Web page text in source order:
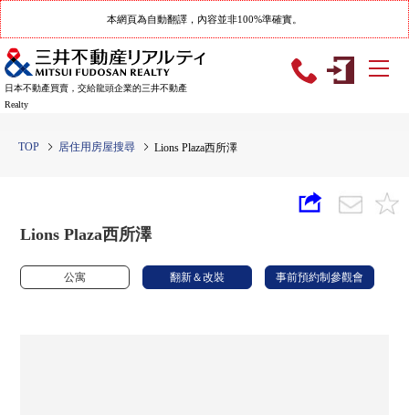
本網頁為自動翻譯，內容並非100%準確實。
日本不動產買賣，交給龍頭企業的三井不動產
Realty
TOP 居住用房屋搜尋 Lions Plaza西所澤
Lions Plaza西所澤
公寓 翻新＆改裝 事前預約制參觀會